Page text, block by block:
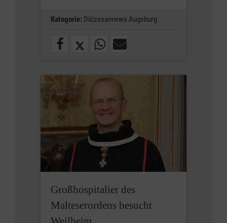
Kategorie: Diözesannews Augsburg
Großhospitalier des
Malteserordens besucht